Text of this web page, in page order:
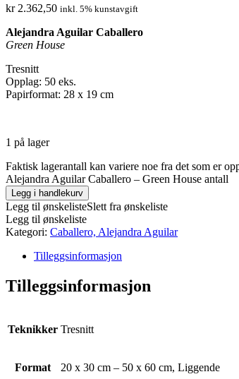
kr2.362,50 inkl. 5% kunstavgift
Alejandra Aguilar Caballero
Green House
Tresnitt
Opplag: 50 eks.
Papirformat: 28 x 19 cm
1 på lager
Faktisk lagerantall kan variere noe fra det som er
Alejandra Aguilar Caballero – Green House antall
Legg i handlekurv
Legg til ønskelisteSlett fra ønskeliste
Legg til ønskeliste
Kategori: Caballero, Alejandra Aguilar
Tilleggsinformasjon
Tilleggsinformasjon
Teknikker Tresnitt
Format 20 x 30 cm – 50 x 60 cm, Liggende